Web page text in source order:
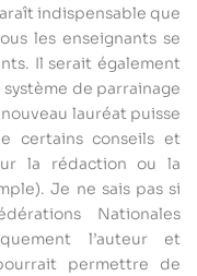
indispensable que
les enseignants se
Il serait également
de parrainage
lauréat puisse
certains conseils et
la rédaction ou la
Je ne sais pas si
Nationales
l’auteur et
permettre de